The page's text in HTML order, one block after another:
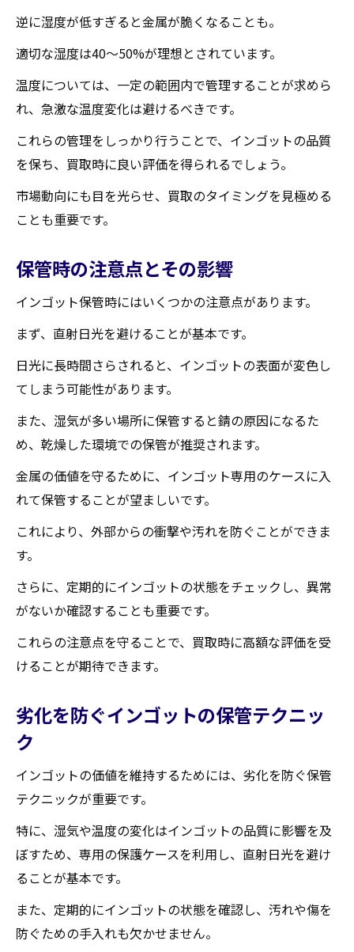
逆に湿度が低すぎると金属が脆くなることも。
適切な湿度は40〜50%が理想とされています。
温度については、一定の範囲内で管理することが求めら
れ、急激な温度変化は避けるべきです。
これらの管理をしっかり行うことで、インゴットの品質
を保ち、買取時に良い評価を得られるでしょう。
市場動向にも目を光らせ、買取のタイミングを見極める
ことも重要です。
保管時の注意点とその影響
インゴット保管時にはいくつかの注意点があります。
まず、直射日光を避けることが基本です。
日光に長時間さらされると、インゴットの表面が変色し
てしまう可能性があります。
また、湿気が多い場所に保管すると錆の原因になるた
め、乾燥した環境での保管が推奨されます。
金属の価値を守るために、インゴット専用のケースに入
れて保管することが望ましいです。
これにより、外部からの衝撃や汚れを防ぐことができま
す。
さらに、定期的にインゴットの状態をチェックし、異常
がないか確認することも重要です。
これらの注意点を守ることで、買取時に高額な評価を受
けることが期待できます。
劣化を防ぐインゴットの保管テクニッ
ク
インゴットの価値を維持するためには、劣化を防ぐ保管
テクニックが重要です。
特に、湿気や温度の変化はインゴットの品質に影響を及
ぼすため、専用の保護ケースを利用し、直射日光を避け
ることが基本です。
また、定期的にインゴットの状態を確認し、汚れや傷を
防ぐための手入れも欠かせません。